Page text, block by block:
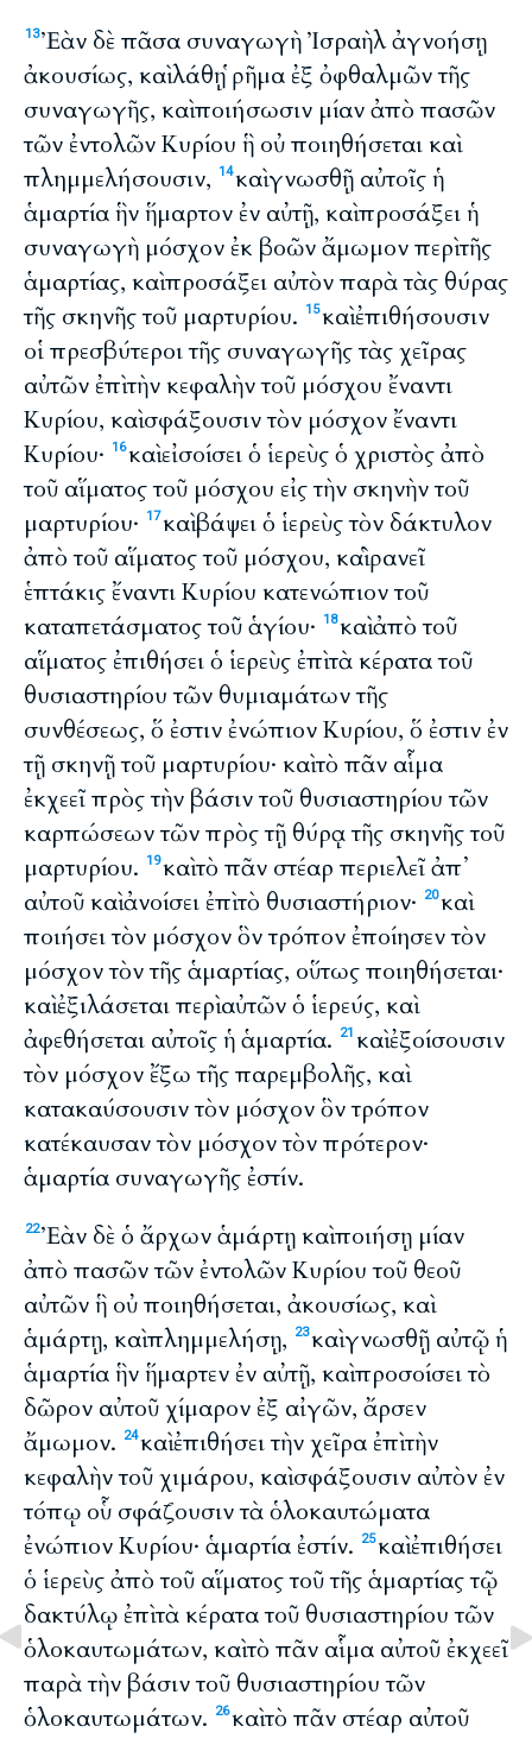
13Ἐὰν δὲ πᾶσα συναγωγὴ Ἰσραὴλ ἀγνοήσῃ
ἀκουσίως, καὶ λάθῃ ῥῆμα ἐξ ὀφθαλμῶν τῆς
συναγωγῆς, καὶ ποιήσωσιν μίαν ἀπὸ πασῶν
τῶν ἐντολῶν Κυρίου ἣ οὐ ποιηθήσεται καὶ
πλημμελήσουσιν,
14καὶ γνωσθῇ αὐτοῖς ἡ
ἁμαρτία ἣν ἥμαρτον ἐν αὐτῇ, καὶ προσάξει ἡ
συναγωγὴ μόσχον ἐκ βοῶν ἄμωμον περὶ τῆς
ἁμαρτίας, καὶ προσάξει αὐτὸν παρὰ τὰς θύρας
τῆς σκηνῆς τοῦ μαρτυρίου.
15καὶ ἐπιθήσουσιν
οἱ πρεσβύτεροι τῆς συναγωγῆς τὰς χεῖρας
αὐτῶν ἐπὶ τὴν κεφαλὴν τοῦ μόσχου ἔναντι
Κυρίου, καὶ σφάξουσιν τὸν μόσχον ἔναντι
Κυρίου·
16καὶ εἰσοίσει ὁ ἱερεὺς ὁ χριστὸς ἀπὸ
τοῦ αἵματος τοῦ μόσχου εἰς τὴν σκηνὴν τοῦ
μαρτυρίου·
17καὶ βάψει ὁ ἱερεὺς τὸν δάκτυλον
ἀπὸ τοῦ αἵματος τοῦ μόσχου, καὶ ῥανεῖ
ἑπτάκις ἔναντι Κυρίου κατενώπιον τοῦ
καταπετάσματος τοῦ ἁγίου·
18καὶ ἀπὸ τοῦ
αἵματος ἐπιθήσει ὁ ἱερεὺς ἐπὶ τὰ κέρατα τοῦ
θυσιαστηρίου τῶν θυμιαμάτων τῆς
συνθέσεως, ὅ ἐστιν ἐνώπιον Κυρίου, ὅ ἐστιν ἐν
τῇ σκηνῇ τοῦ μαρτυρίου· καὶ τὸ πᾶν αἷμα
ἐκχεεῖ πρὸς τὴν βάσιν τοῦ θυσιαστηρίου τῶν
καρπώσεων τῶν πρὸς τῇ θύρᾳ τῆς σκηνῆς τοῦ
μαρτυρίου.
19καὶ τὸ πᾶν στέαρ περιελεῖ ἀπ᾽
αὐτοῦ καὶ ἀνοίσει ἐπὶ τὸ θυσιαστήριον·
20καὶ
ποιήσει τὸν μόσχον ὃν τρόπον ἐποίησεν τὸν
μόσχον τὸν τῆς ἁμαρτίας, οὕτως ποιηθήσεται·
καὶ ἐξιλάσεται περὶ αὐτῶν ὁ ἱερεύς, καὶ
ἀφεθήσεται αὐτοῖς ἡ ἁμαρτία.
21 καὶ ἐξοίσουσιν
τὸν μόσχον ἔξω τῆς παρεμβολῆς, καὶ
κατακαύσουσιν τὸν μόσχον ὃν τρόπον
κατέκαυσαν τὸν μόσχον τὸν πρότερον·
ἁμαρτία συναγωγῆς ἐστίν.
22Ἐὰν δὲ ὁ ἄρχων ἁμάρτῃ καὶ ποιήσῃ μίαν
ἀπὸ πασῶν τῶν ἐντολῶν Κυρίου τοῦ θεοῦ
αὐτῶν ἣ οὐ ποιηθήσεται, ἀκουσίως, καὶ
ἁμάρτῃ, καὶ πλημμελήσῃ,
23καὶ γνωσθῇ αὐτῷ ἡ
ἁμαρτία ἣν ἥμαρτεν ἐν αὐτῇ, καὶ προσοίσει τὸ
δῶρον αὐτοῦ χίμαρον ἐξ αἰγῶν, ἄρσεν
ἄμωμον.
24καὶ ἐπιθήσει τὴν χεῖρα ἐπὶ τὴν
κεφαλὴν τοῦ χιμάρου, καὶ σφάξουσιν αὐτὸν ἐν
τόπῳ οὗ σφάζουσιν τὰ ὁλοκαυτώματα
ἐνώπιον Κυρίου· ἁμαρτία ἐστίν.
25καὶ ἐπιθήσει
ὁ ἱερεὺς ἀπὸ τοῦ αἵματος τοῦ τῆς ἁμαρτίας τῷ
δακτύλῳ ἐπὶ τὰ κέρατα τοῦ θυσιαστηρίου τῶν
ὁλοκαυτωμάτων, καὶ τὸ πᾶν αἷμα αὐτοῦ ἐκχεεῖ
παρὰ τὴν βάσιν τοῦ θυσιαστηρίου τῶν
ὁλοκαυτωμάτων.
26καὶ τὸ πᾶν στέαρ αὐτοῦ